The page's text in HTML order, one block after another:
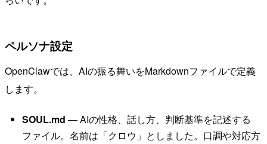
ペルソナ設定
OpenClawでは、AIの振る舞いをMarkdownファイルで定義
します。
SOUL.md — AIの性格、話し方、判断基準を記述する
ファイル。名前は「クロウ」としました。口調や対応方